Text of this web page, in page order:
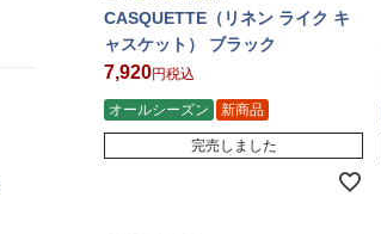
CASQUETTE（リネン ライク キ
ャスケット） ブラック
7,920 税込
オールシーズン 新商品
完売しました